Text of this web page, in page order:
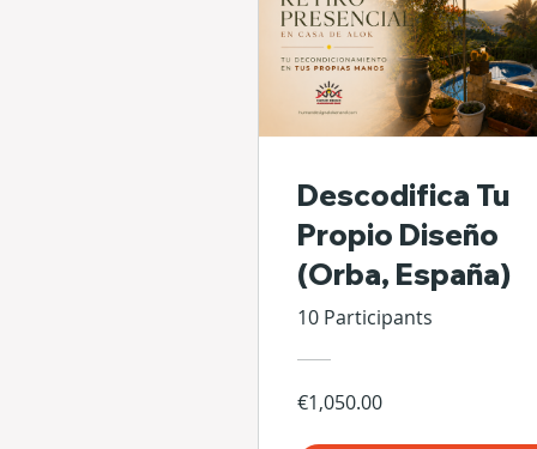
Descodifica Tu
Propio Diseño
(Orba, España)
10 Participants
€1,050.00